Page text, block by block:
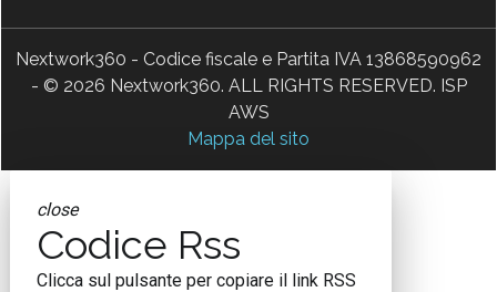
Nextwork360 - Codice fiscale e Partita IVA 13868590962
- © 2026 Nextwork360. ALL RIGHTS RESERVED. ISP
AWS
Mappa del sito
close
Codice Rss
Clicca sul pulsante per copiare il link RSS